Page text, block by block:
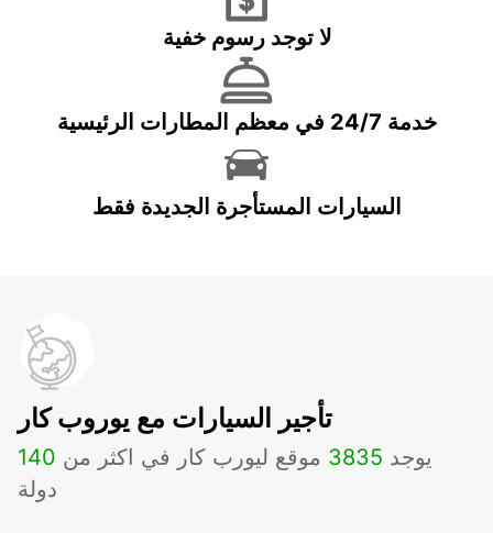
لا توجد رسوم خفية
خدمة 24/7 في معظم المطارات الرئيسية
السيارات المستأجرة الجديدة فقط
تأجير السيارات مع يوروب كار
يوجد 3835 موقع ليورب كار في اكثر من 140
دولة